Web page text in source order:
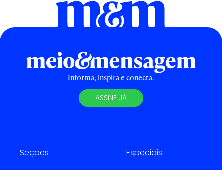
Informa, inspira e conecta.
ASSINE JÁ
Seções Especiais